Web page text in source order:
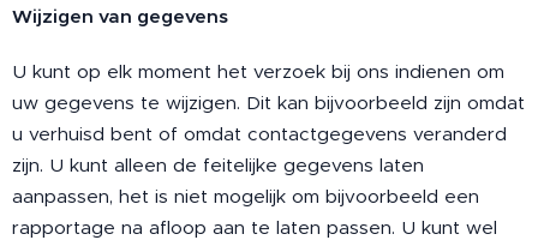
Wijzigen van gegevens
U kunt op elk moment het verzoek bij ons indienen om
uw gegevens te wijzigen. Dit kan bijvoorbeeld zijn omdat
u verhuisd bent of omdat contactgegevens veranderd
zijn. U kunt alleen de feitelijke gegevens laten
aanpassen, het is niet mogelijk om bijvoorbeeld een
rapportage na afloop aan te laten passen. U kunt wel